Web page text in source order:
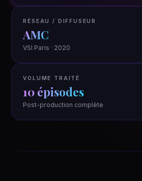
RÉSEAU / DIFFUSEUR
AMC
VSI Paris · 2020
VOLUME TRAITÉ
10 épisodes
Post-production complète